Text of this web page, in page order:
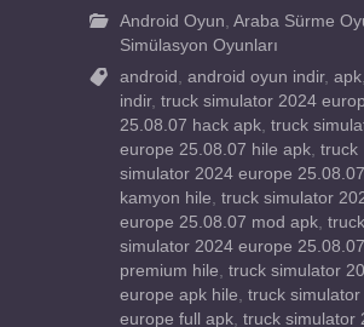
Android Oyun Araba Sürme
Simülasyon Oyunları
android
android oyun indir, apk
indir, truck simulator 2024
25.08.07 hack apk truck
europe 25.08.07 hile apk truck
simulator 2024 europe 25.08.07
kamyon hile truck simulator
europe 25.08.07 mod apk truck
simulator 2024 europe 25.08.07
premium hile truck simulator
europe apk hile truck
europe full apk truck simulator